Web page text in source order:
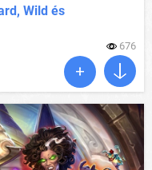
Wild és
676